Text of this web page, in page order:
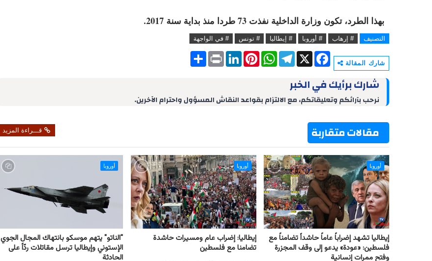
بهذا الطرد، تكون وزارة الداخلية نفذت 73 طردا منذ بداية سنة 2017.
التصنيف # إرهاب # أوروبا # إيطاليا # تونس # في الواجهة
شارك المقالة
S
h
P
r
L
I
P
e
W
h
p
T
e
g
a
X
F
a
b
o
شارك برأيك في الخبر
نرحب بآرائكم وتعليقاتكم، مع الالتزام بقواعد النقاش المسؤول واحترام الآخرين.
مقالات متقاربة قـــراءة المزيد
أوروبا
إيطاليا تشهد إضراباً عاماً حاشداً تضامناً مع
فلسطين: «عودة» يدعو إلى وقف المجزرة
وفتح ممرات إنسانية
أوروبا
إيطاليا: إضراب عام ومسيرات حاشدة
تضامنا مع فلسطين
أوروبا
"الناتو" يتهم موسكو بانتهاك المجال الجوي
الإستوني وإيطاليا ترسل مقاتلات ردّاً على
الحادثة